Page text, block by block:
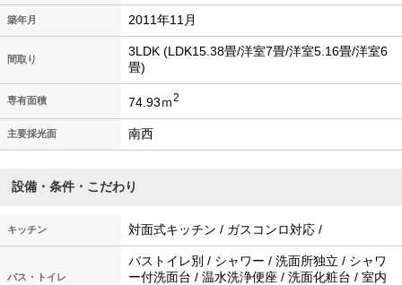
築年月 2011年11月
間取り
3LDK (LDK15.38畳/洋室7畳/洋室5.16畳/洋室6
畳)
専有面積 74.93ｍ2
主要採光面 南西
設備・条件・こだわり
キッチン 対面式キッチン / ガスコンロ対応 /
バス・トイレ
バストイレ別 / シャワー / 洗面所独立 / シャワ
ー付洗面台 / 温水洗浄便座 / 洗面化粧台 / 室内